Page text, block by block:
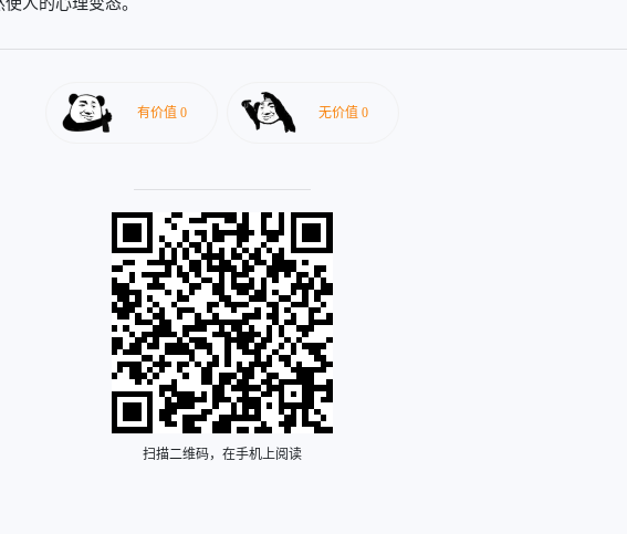
扫描二维码，在手机上阅读